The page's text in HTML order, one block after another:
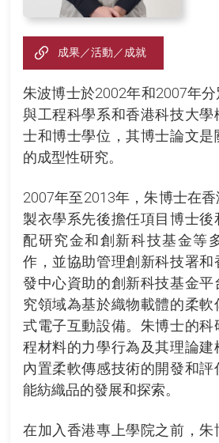
成果／活動／成就
朱波博士於2002年和2007年
與工程科學系和香港科技大學
士和博士學位，其博士論文
的成型性研究。
2007年至2013年，朱博士在
製衣學系先後擔任項目博士
配研究金和創新科技基金等
作，並協助管理創新科技署
發中心資助的創新科技基金
究領域為基於織物載體的柔
式電子互動設備。朱博士的科
程材料的力學行為及其理論建
內置柔軟傳感技術的開發和
能紡織品的發展和探索。
在加入香港專上學院之前，